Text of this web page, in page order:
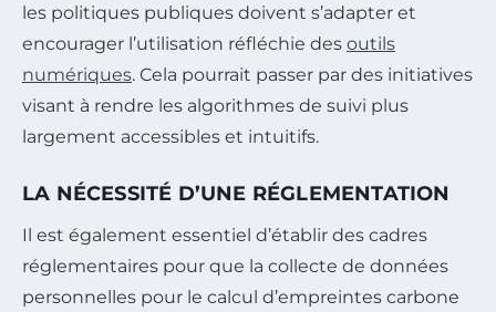
les politiques publiques doivent s’adapter et
encourager l’utilisation réfléchie des outils
numériques. Cela pourrait passer par des initiatives
visant à rendre les algorithmes de suivi plus
largement accessibles et intuitifs.
LA NÉCESSITÉ D’UNE RÉGLEMENTATION
Il est également essentiel d’établir des cadres
réglementaires pour que la collecte de données
personnelles pour le calcul d’empreintes carbone